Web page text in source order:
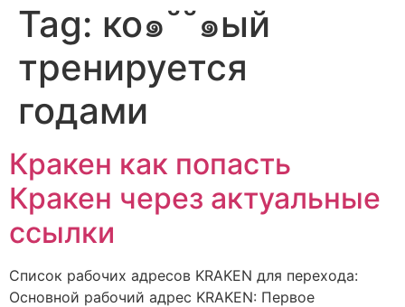
Tag: ко๑˘˘๑ый
тренируется
годами
Кракен как попасть
Кракен через актуальные
ссылки
Список рабочих адресов KRAKEN для перехода:
Основной рабочий адрес KRAKEN: Первое